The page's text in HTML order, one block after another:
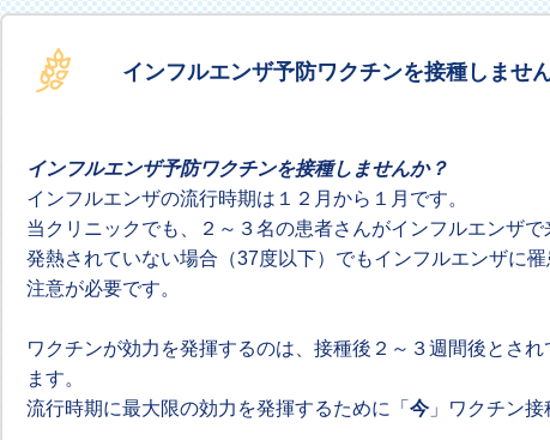
インフルエンザ予防ワクチンを接種しませ
インフルエンザ予防ワクチンを接種しませんか？
インフルエンザの流行時期は１２月から１月です。
当クリニックでも、２～３名の患者さんがインフルエンザで
発熱されていない場合（37度以下）でもインフルエンザに
注意が必要です。
ワクチンが効力を発揮するのは、接種後２～３週間後とさ
ます。
流行時期に最大限の効力を発揮するために「 今」ワクチン接